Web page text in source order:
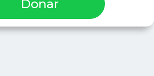
Donar